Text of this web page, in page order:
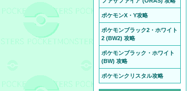
ポケモンX・Y攻略
ポケモンブラック2・ホワイト
2 (BW2) 攻略
ポケモンブラック・ホワイト
(BW) 攻略
ポケモンクリスタル攻略